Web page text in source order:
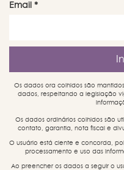
Email *
Os dados ora colhidos são
dados, respeitando a legislação
Os dados ordinários colhidos são
contato, garantia, nota fiscal e
O usuário está ciente e concorda,
processamento e uso das
Ao preencher os dados a seguir o